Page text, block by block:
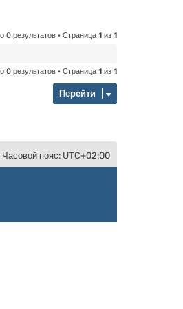
0 результатов • Страница 1 из 1
0 результатов • Страница 1 из 1
Перейти
Часовой пояс: UTC+02:00